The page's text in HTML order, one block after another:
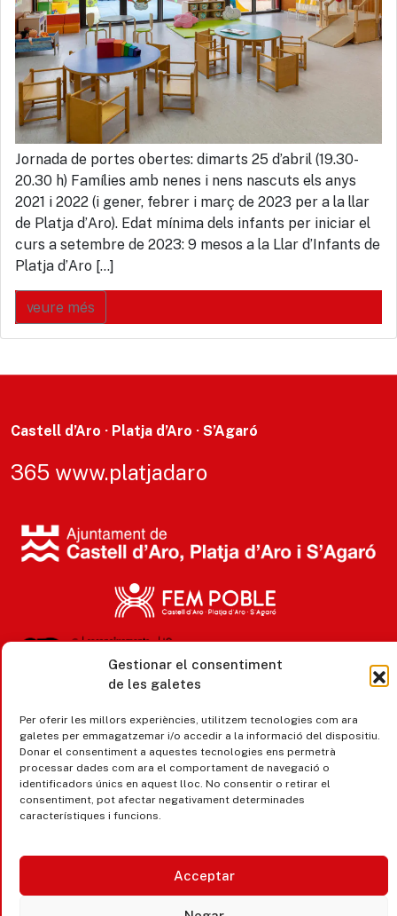
Gestionar el consentiment
de les galetes
Per oferir les millors experiències, utilitzem tecnologies com ara
galetes per emmagatzemar i/o accedir a la informació del dispositiu.
Donar el consentiment a aquestes tecnologies ens permetrà
processar dades com ara el comportament de navegació o
identificadors únics en aquest lloc. No consentir o retirar el
consentiment, pot afectar negativament determinades
característiques i funcions.
Acceptar
Jornada de portes obertes: dimarts 25 d’abril (19.30-
20.30 h) Famílies amb nenes i nens nascuts els anys
2021 i 2022 (i gener, febrer i març de 2023 per a la llar
de Platja d’Aro). Edat mínima dels infants per iniciar el
curs a setembre de 2023: 9 mesos a la Llar d’Infants de
Platja d’Aro […]
veure més
Castell d’Aro · Platja d’Aro · S’Agaró
365 www.platjadaro
Accesibilitat
Avís legal, privacitat i cookies
Equipaments municipals